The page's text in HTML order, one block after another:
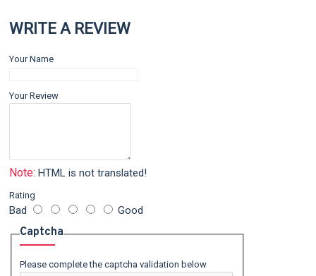
WRITE A REVIEW
Your Name
Your Review
Note: HTML is not translated!
Rating
Bad Good
Captcha
Please complete the captcha validation below